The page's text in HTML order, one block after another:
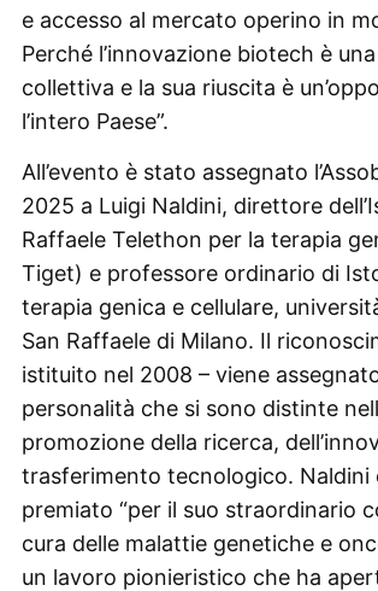
e accesso al mercato operino in
Perché l’innovazione biotech è
collettiva e la sua riuscita è
l’intero Paese”.
All’evento è stato assegnato
2025 a Luigi Naldini, direttore
Raffaele Telethon per la terapia
Tiget) e professore ordinario di
terapia genica e cellulare,
San Raffaele di Milano. Il
istituito nel 2008 – viene
personalità che si sono distinte
promozione della ricerca,
trasferimento tecnologico. Naldini
premiato “per il suo straordinario
cura delle malattie genetiche e
un lavoro pionieristico che ha